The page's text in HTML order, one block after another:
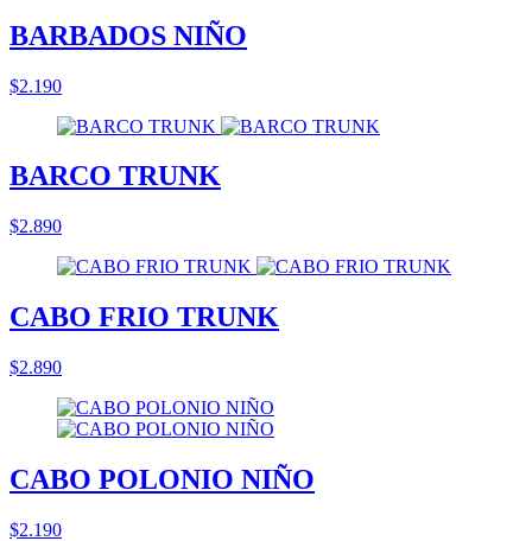
BARBADOS NIÑO
$2.190
BARCO TRUNK
$2.890
CABO FRIO TRUNK
$2.890
CABO POLONIO NIÑO
$2.190